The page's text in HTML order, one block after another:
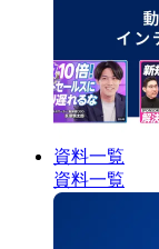
資料一覧
資料一覧